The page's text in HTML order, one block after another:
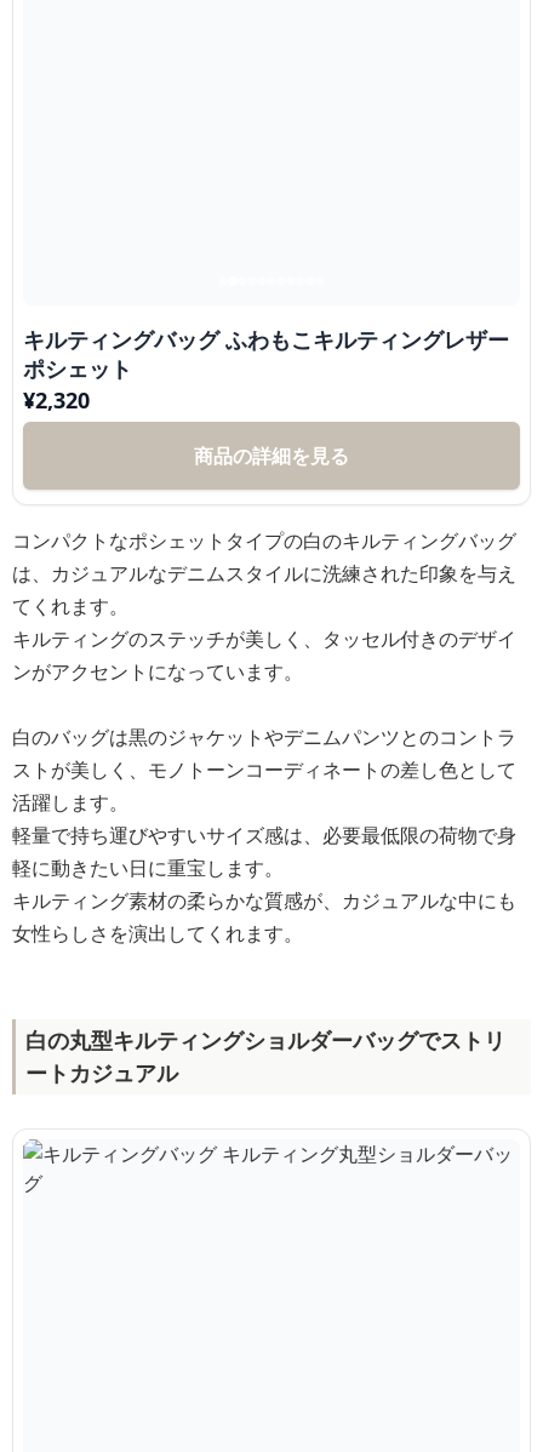
キルティングバッグ ふわもこキルティングレザー
ポシェット
¥2,320
商品の詳細を見る
コンパクトなポシェットタイプの白のキルティングバッグ
は、カジュアルなデニムスタイルに洗練された印象を与え
てくれます。
キルティングのステッチが美しく、タッセル付きのデザイ
ンがアクセントになっています。
白のバッグは黒のジャケットやデニムパンツとのコントラ
ストが美しく、モノトーンコーディネートの差し色として
活躍します。
軽量で持ち運びやすいサイズ感は、必要最低限の荷物で身
軽に動きたい日に重宝します。
キルティング素材の柔らかな質感が、カジュアルな中にも
女性らしさを演出してくれます。
白の丸型キルティングショルダーバッグでストリ
ートカジュアル